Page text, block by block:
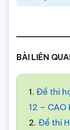
BÀI LIÊN
1. Đề thi
12 –
2. Đề thi